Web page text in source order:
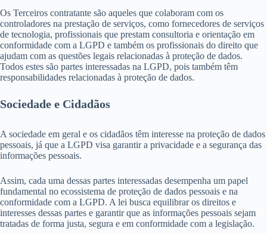
Os Terceiros contratante são aqueles que colaboram com os
controladores na prestação de serviços, como fornecedores de serviços
de tecnologia, profissionais que prestam consultoria e orientação em
conformidade com a LGPD e também os profissionais do direito que
ajudam com as questões legais relacionadas à proteção de dados.
Todos estes são partes interessadas na LGPD, pois também têm
responsabilidades relacionadas à proteção de dados.
Sociedade e Cidadãos
A sociedade em geral e os cidadãos têm interesse na proteção de dados
pessoais, já que a LGPD visa garantir a privacidade e a segurança das
informações pessoais.
Assim, cada uma dessas partes interessadas desempenha um papel
fundamental no ecossistema de proteção de dados pessoais e na
conformidade com a LGPD. A lei busca equilibrar os direitos e
interesses dessas partes e garantir que as informações pessoais sejam
tratadas de forma justa, segura e em conformidade com a legislação.